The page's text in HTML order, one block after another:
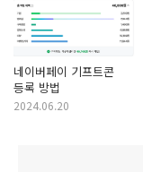
네이버페이 기프트콘
등록 방법
2024.06.20